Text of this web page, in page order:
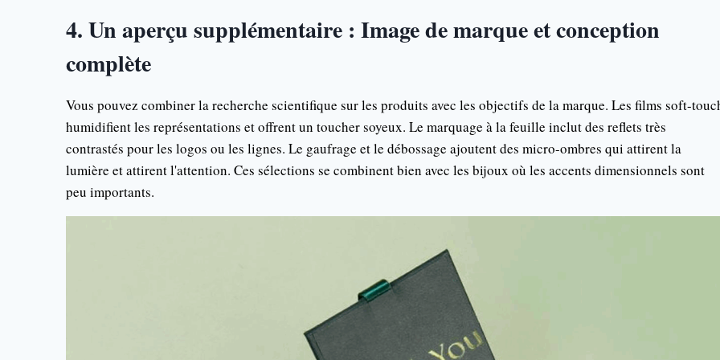
4. Un aperçu supplémentaire : Image de marque et conception
complète
Vous pouvez combiner la recherche scientifique sur les produits avec les objectifs de la marque. Les films soft-
humidifient les représentations et offrent un toucher soyeux. Le marquage à la feuille inclut des reflets très
contrastés pour les logos ou les lignes. Le gaufrage et le débossage ajoutent des micro-ombres qui attirent la
lumière et attirent l'attention. Ces sélections se combinent bien avec les bijoux où les accents dimensionnels sont
peu importants.